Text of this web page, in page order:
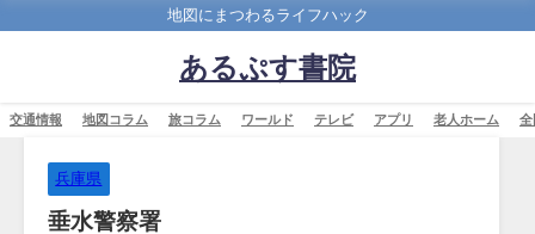
地図にまつわるライフハック
あるぷす書院
交通情報 地図コラム 旅コラム ワールド テレビ アプリ 老人ホーム 全
兵庫県
垂水警察署